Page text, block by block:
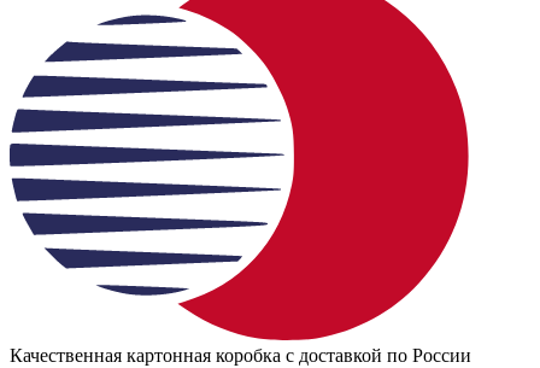
Качественная картонная коробка с доставкой по России